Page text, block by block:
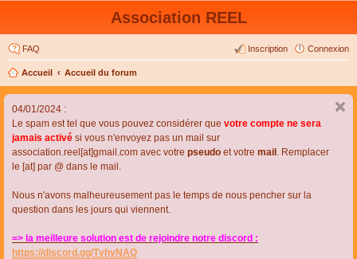
Association REEL
FAQ Connexion
Inscription
Accueil Accueil du forum
04/01/2024 :
Le spam est tel que vous pouvez considérer que votre compte ne sera
jamais activé si vous n'envoyez pas un mail sur
association.reel[at]gmail.com avec votre pseudo et votre mail . Remplacer
le [at] par @ dans le mail.
Nous n'avons malheureusement pas le temps de nous pencher sur la
question dans les jours qui viennent.
=> la meilleure solution est de rejoindre notre discord :
https://discord.gg/TvhyNAQ